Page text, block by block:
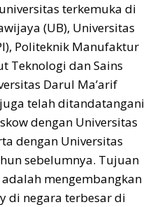
terkemuka di
(UB), Universitas
Politeknik Manufaktur
Teknologi dan Sains
Darul Ma’arif
telah ditandatangani
dengan Universitas
dengan Universitas
sebelumnya. Tujuan
mengembangkan
di negara terbesar di